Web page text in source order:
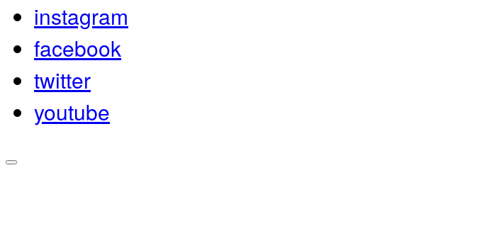
instagram
facebook
twitter
youtube
Scroll to the top